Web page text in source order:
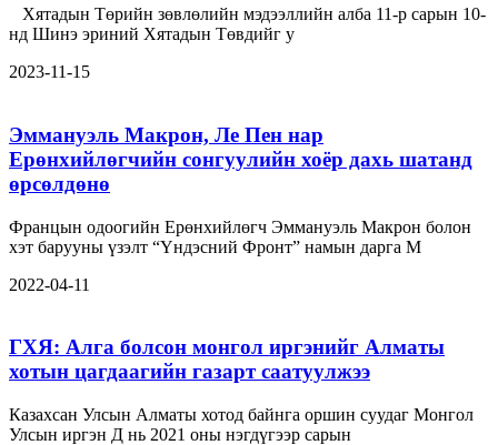
Хятадын Төрийн зөвлөлийн мэдээллийн алба 11-р сарын 10-
нд Шинэ эриний Хятадын Төвдийг у
2023-11-15
Эммануэль Макрон, Ле Пен нар
Ерөнхийлөгчийн сонгуулийн хоёр дахь шатанд
өрсөлдөнө
Францын одоогийн Ерөнхийлөгч Эммануэль Макрон болон
хэт барууны үзэлт “Үндэсний Фронт” намын дарга М
2022-04-11
ГХЯ: Алга болсон монгол иргэнийг Алматы
хотын цагдаагийн газарт саатуулжээ
Казахсан Улсын Алматы хотод байнга оршин суудаг Монгол
Улсын иргэн Д нь 2021 оны нэгдүгээр сарын